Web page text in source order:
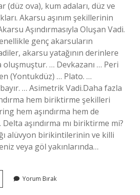
(düz ova), kum adaları, düz ve
Akarsu aşınım şekillerinin
Aşındırmasıyla Oluşan Vadi.
genç akarsuların
akarsu yatağının derinlere
oluşmuştur. … Devkazanı … Peri
(Yontukdüz) … Plato. …
… Asimetrik Vadi.Daha fazla
hem biriktirme şekilleri
hem aşındırma hem de
aşındırma mı biriktirme mi?
alüvyon birikintilerinin ve killi
veya göl yakınlarında…
Yorum Bırak